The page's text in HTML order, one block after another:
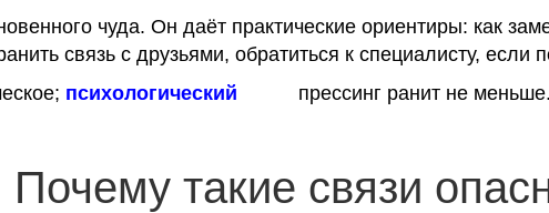
чуда. Он даёт практические ориентиры: как
связь с друзьями, обратиться к специалисту, если
психологический прессинг ранит не
Почему такие связи